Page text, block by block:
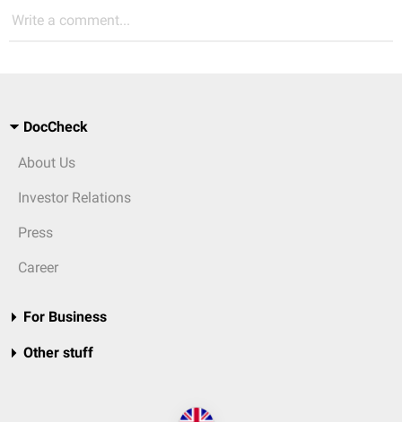
Write a comment...
DocCheck
About Us
Investor Relations
Press
Career
For Business
Other stuff